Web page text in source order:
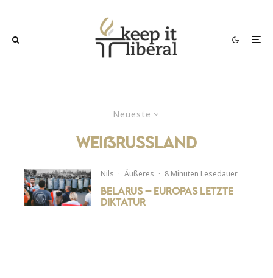
Neueste
weißrussland
Nils · Äußeres · 8 Minuten Lesedauer
Belarus – Europas letzte
Diktatur